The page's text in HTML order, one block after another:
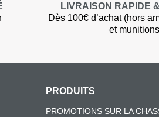
LIVRAISON RAPIDE
Dès 100€ d’achat (hors
et
PRODUITS
PROMOTIONS SUR LA